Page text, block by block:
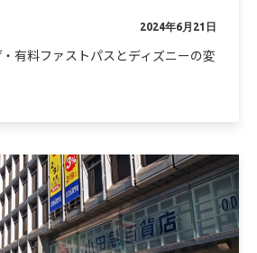
2024年6月21日
有料ファストパスとディズニーの変